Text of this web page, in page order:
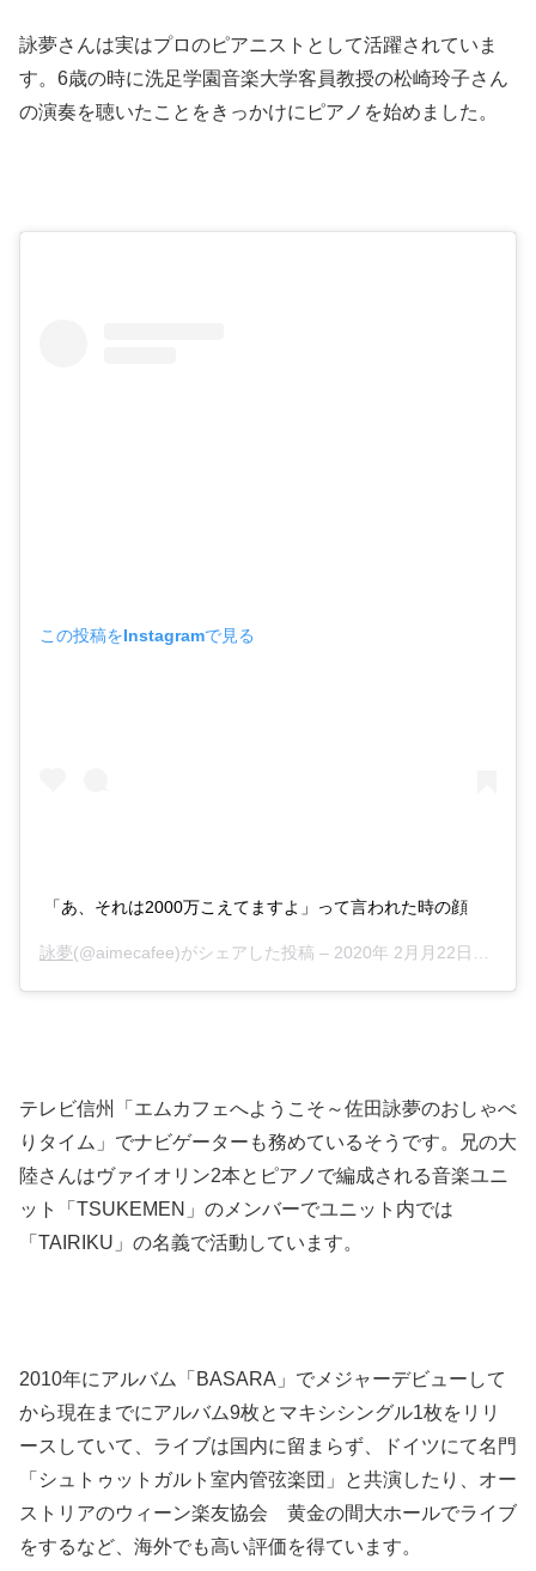
詠夢さんは実はプロのピアニストとして活躍されていま
す。6歳の時に洗足学園音楽大学客員教授の松崎玲子さん
の演奏を聴いたことをきっかけにピアノを始めました。
この投稿をInstagramで見る
「あ、それは2000万こえてますよ」って言われた時の顔
詠夢(@aimecafee)がシェアした投稿 – 2020年 2月月22日午後6時45分PST
テレビ信州「エムカフェへようこそ～佐田詠夢のおしゃべ
りタイム」でナビゲーターも務めているそうです。兄の大
陸さんはヴァイオリン2本とピアノで編成される音楽ユニ
ット「TSUKEMEN」のメンバーでユニット内では
「TAIRIKU」の名義で活動しています。
2010年にアルバム「BASARA」でメジャーデビューして
から現在までにアルバム9枚とマキシシングル1枚をリリ
ースしていて、ライブは国内に留まらず、ドイツにて名門
「シュトゥットガルト室内管弦楽団」と共演したり、オー
ストリアのウィーン楽友協会 黄金の間大ホールでライブ
をするなど、海外でも高い評価を得ています。